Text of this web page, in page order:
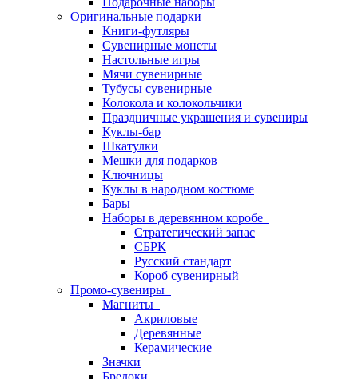
Оригинальные подарки
Книги-футляры
Сувенирные монеты
Настольные игры
Мячи сувенирные
Тубусы сувенирные
Колокола и колокольчики
Праздничные украшения и сувениры
Куклы-бар
Шкатулки
Мешки для подарков
Ключницы
Куклы в народном костюме
Бары
Наборы в деревянном коробе
Стратегический запас
СБРК
Русский стандарт
Короб сувенирный
Промо-сувениры
Магниты
Акриловые
Деревянные
Керамические
Значки
Брелоки